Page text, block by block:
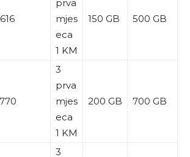
prva
mjes
eca
1 KM
150 GB 500 GB
3
prva
mjes
eca
1 KM
200 GB 700 GB
3